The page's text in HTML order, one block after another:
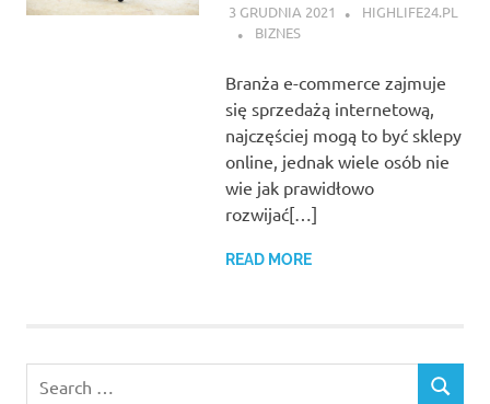
3 GRUDNIA 2021
HIGHLIFE24.PL
BIZNES
Branża e-commerce zajmuje
się sprzedażą internetową,
najczęściej mogą to być sklepy
online, jednak wiele osób nie
wie jak prawidłowo
rozwijać[…]
READ MORE
SEARCH